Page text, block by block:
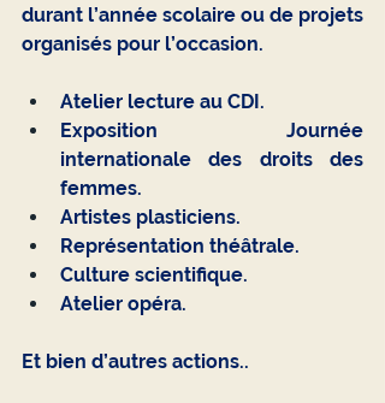
durant l’année scolaire ou de projets
organisés pour l’occasion.
Atelier lecture au CDI.
Exposition Journée
internationale des droits des
femmes.
Artistes plasticiens.
Représentation théâtrale.
Culture scientifique.
Atelier opéra.
Et bien d’autres actions..